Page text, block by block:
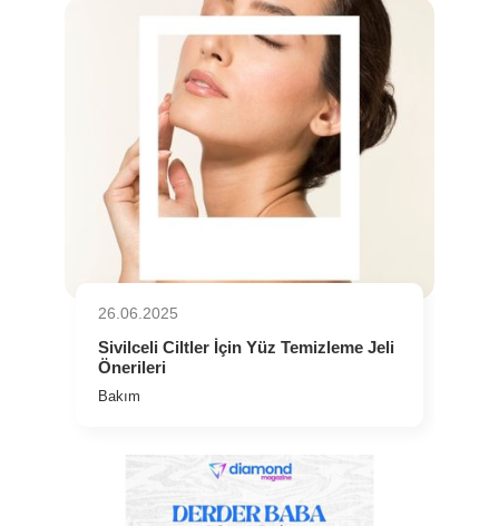
26.06.2025
⁠Sivilceli Ciltler İçin Yüz Temizleme Jeli
Önerileri
Bakım